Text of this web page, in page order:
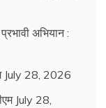
अभियान :
July 28, 2026
July 28,